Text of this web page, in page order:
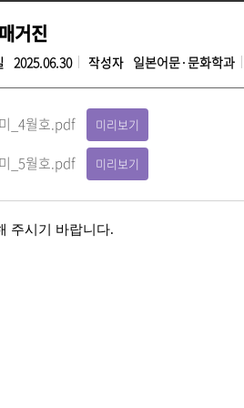
거진
2025.06.30 작성자 일본어문·문화학과
_4월호.pdf 미리보기
_5월호.pdf 미리보기
주시기 바랍니다.